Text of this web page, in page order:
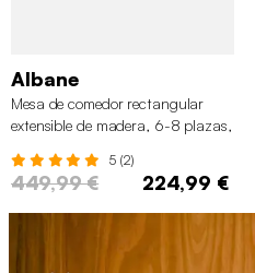
Albane
Mesa de comedor rectangular
extensible de madera, 6-8 plazas,
5 (2)
449,99 € 224,99 €